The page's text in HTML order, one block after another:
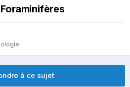
à ce sujet